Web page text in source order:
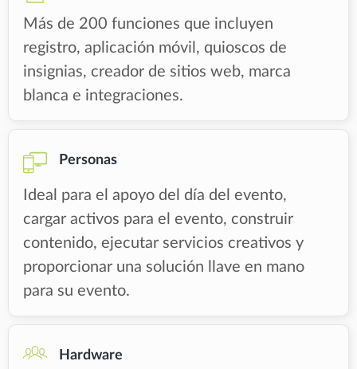
Más de 200 funciones que incluyen
registro, aplicación móvil, quioscos de
insignias, creador de sitios web, marca
blanca e integraciones.
Personas
Ideal para el apoyo del día del evento,
cargar activos para el evento, construir
contenido, ejecutar servicios creativos y
proporcionar una solución llave en mano
para su evento.
Hardware